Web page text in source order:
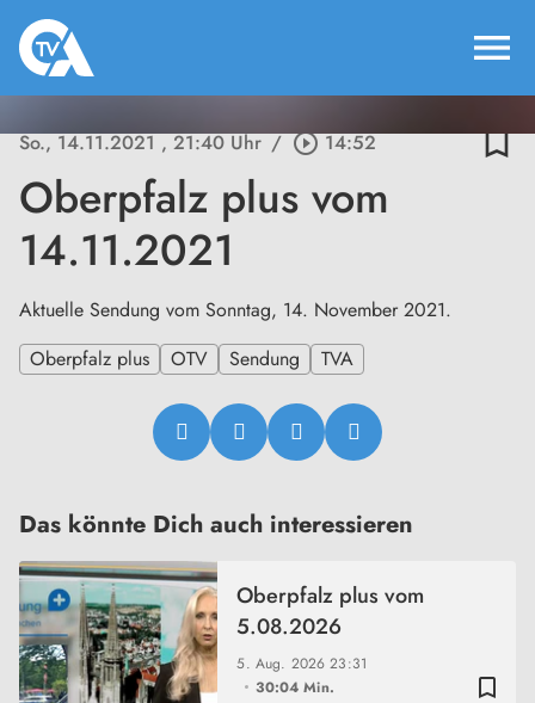
menu
So., 14.11.2021, 21:40 Uhr / play_circle_outline14:52 bookmark_border
Oberpfalz plus vom
14.11.2021
Aktuelle Sendung vom Sonntag, 14. November 2021.
Oberpfalz plus
OTV Sendung TVA
Das könnte Dich auch interessieren
bookmark_border
5. Aug. 202623:31
30:04 Min.
Oberpfalz plus vom
5.08.2026